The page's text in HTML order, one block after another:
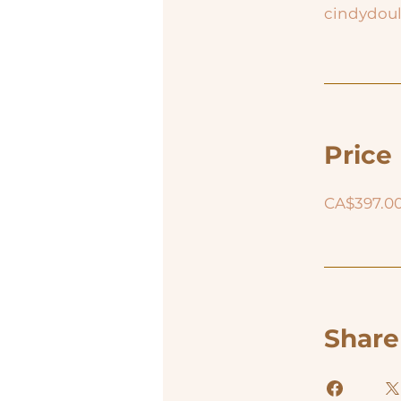
Price
Share